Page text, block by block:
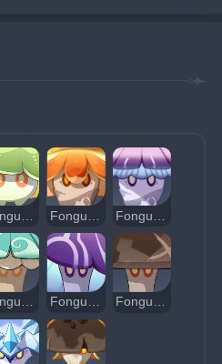
Fongus Anémo extensible Fongus Électro extensible Fongus Géo extensible